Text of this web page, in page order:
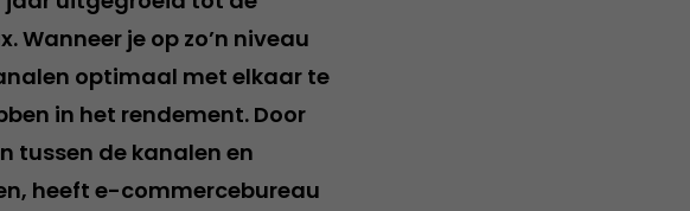
Wanneer je op zo’n niveau
optimaal met elkaar te
in het rendement. Door
tussen de kanalen en
heeft e-commercebureau